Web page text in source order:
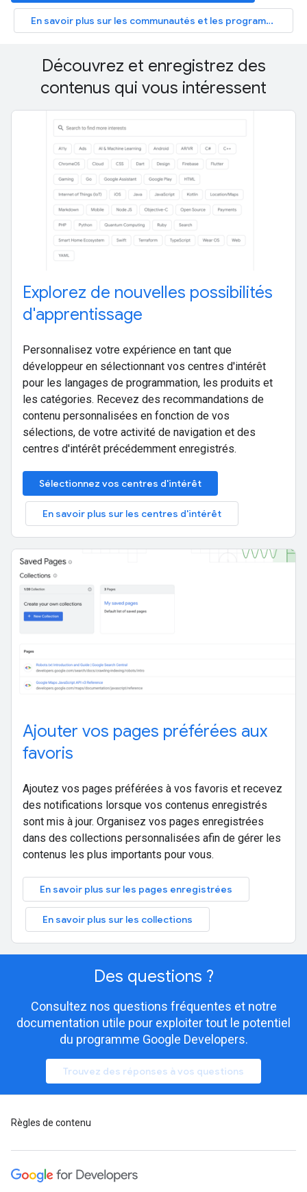
En savoir plus sur les communautés et les programmes
Découvrez et enregistrez des
contenus qui vous intéressent
Explorez de nouvelles possibilités
d'apprentissage
Personnalisez votre expérience en tant que
développeur en sélectionnant vos centres d'intérêt
pour les langages de programmation, les produits et
les catégories. Recevez des recommandations de
contenu personnalisées en fonction de vos
sélections, de votre activité de navigation et des
centres d'intérêt précédemment enregistrés.
Sélectionnez vos centres d'intérêt
En savoir plus sur les centres d'intérêt
Ajouter vos pages préférées aux
favoris
Ajoutez vos pages préférées à vos favoris et recevez
des notifications lorsque vos contenus enregistrés
sont mis à jour. Organisez vos pages enregistrées
dans des collections personnalisées afin de gérer les
contenus les plus importants pour vous.
En savoir plus sur les pages enregistrées
En savoir plus sur les collections
Des questions ?
Consultez nos questions fréquentes et notre
documentation utile pour exploiter tout le potentiel
du programme Google Developers.
Trouvez des réponses à vos questions
Règles de contenu